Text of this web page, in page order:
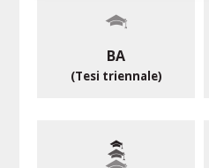
BA
(Tesi triennale)